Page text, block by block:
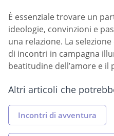
È essenziale trovare un
ideologie, convinzioni e
una relazione. La
di incontri in campagna
beatitudine dell’amore e
Altri articoli che
Incontri di avventura